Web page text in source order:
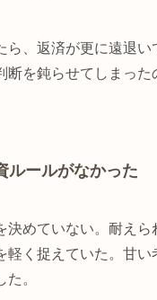
ら、返済が更に遠退い
断を鈍らせてしまった
ルールがなかった
決めていない。耐えら
軽く捉えていた。甘い
。